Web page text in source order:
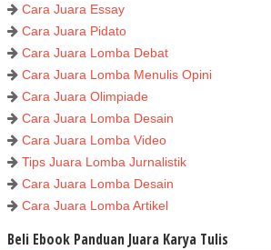
Cara Juara Essay
Cara Juara Pidato
Cara Juara Lomba Debat
Cara Juara Lomba Menulis Opini
Cara Juara Olimpiade
Cara Juara Lomba Desain
Cara Juara Lomba Video
Tips Juara Lomba Jurnalistik
Cara Juara Lomba Desain
Cara Juara Lomba Artikel
Beli Ebook Panduan Juara Karya Tulis